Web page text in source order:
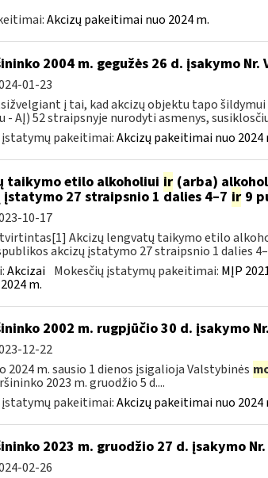
Akcizų pakeitimai nuo 2024 m.
2004 m. gegužės 26 d. įsakymo
01-23
į tai, kad akcizų objektu tapo
AĮ) 52 straipsnyje nurodyti asmenys,
įstatymų pakeitimai:Akcizų pakeitimai nuo 2024
taikymo etilo alkoholiui ir(arba)
įstatymo 27 straipsnio 1 dalies 4–7 ir9
10-17
Akcizų lengvatų taikymo etilo
akcizų įstatymo 27 straipsnio 1 dalies
Akcizai Mokesčių įstatymų pakeitimai: MĮP
m.
2002 m. rugpjūčio 30 d. įsakymo
12-22
m. sausio 1 dienos įsigalioja Valstybinės
2023 m. gruodžio 5 d....
įstatymų pakeitimai:Akcizų pakeitimai nuo 2024
2023 m. gruodžio 27 d. įsakymo
02-26